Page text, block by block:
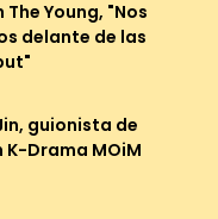
Young, "Nos
delante de las
guionista de
Drama MOiM